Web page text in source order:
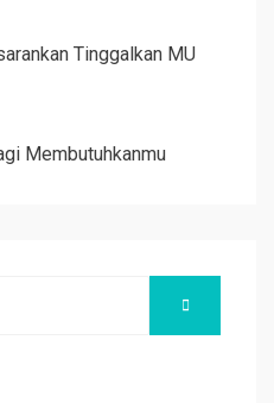
Tinggalkan MU
Membutuhkanmu
SEARCH